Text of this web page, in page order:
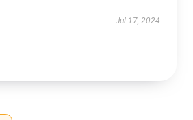
Jul 17, 2024